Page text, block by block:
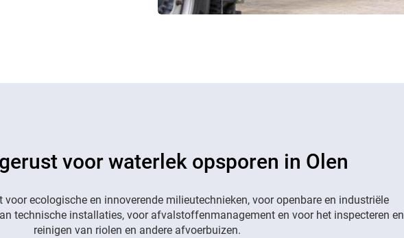
voor waterlek opsporen in Olen
voor ecologische en innoverende milieutechnieken, voor openbare en industriële
technische installaties, voor afvalstoffenmanagement en voor het inspecteren en
reinigen van riolen en andere afvoerbuizen.